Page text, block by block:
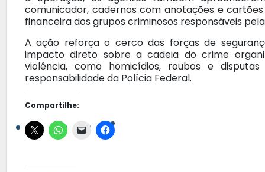
comunicador, cadernos com anotações e
financeira dos grupos criminosos responsáveis
A ação reforça o cerco das forças de
impacto direto sobre a cadeia do crime
violência, como homicídios, roubos e
responsabilidade da Polícia Federal.
Compartilhe: